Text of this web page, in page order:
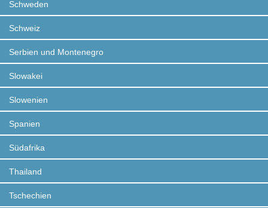
Schweden
Schweiz
Serbien und Montenegro
Slowakei
Slowenien
Spanien
Südafrika
Thailand
Tschechien